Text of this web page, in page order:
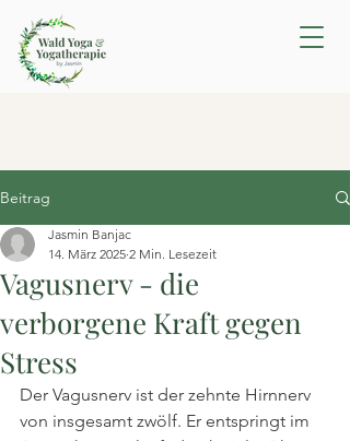
Beitrag
Vagusnerv - die
verborgene Kraft gegen
Stress
Jasmin Banjac
14. März 2025 2 Min. Lesezeit
Der Vagusnerv ist der zehnte Hirnnerv
von insgesamt zwölf. Er entspringt im